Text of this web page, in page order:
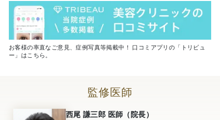
お客様の率直なご意見、症例写真等掲載中！ 口コミアプリの「トリビュ
ー」はこちら。
監修医師
西尾 謙三郎 医師（院長）